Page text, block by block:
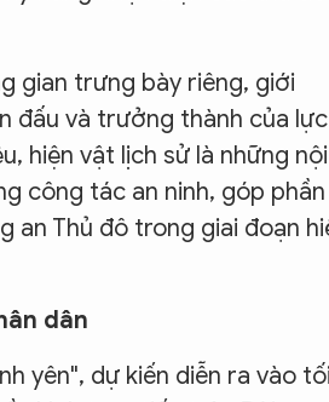
gian trưng bày riêng, giới
đấu và trưởng thành của lực
hiện vật lịch sử là những nội
công tác an ninh, góp phần
an Thủ đô trong giai đoạn
dân
yên", dự kiến diễn ra vào